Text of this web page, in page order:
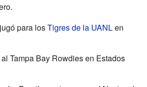
para losTigres de la UANLen
Tampa Bay Rowdies en Estados